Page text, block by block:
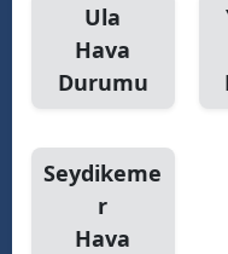
Ula
Hava
Durumu
Seydikeme
r
Hava